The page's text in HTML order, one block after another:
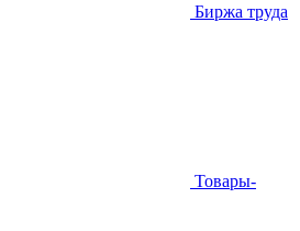
Биржа труда
Товары-